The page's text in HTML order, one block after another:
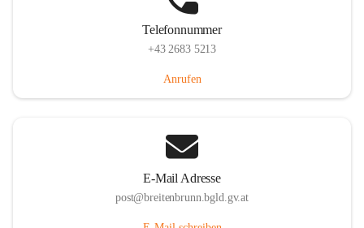
Telefonnummer
+43 2683 5213
Anrufen
E-Mail Adresse
post@breitenbrunn.bgld.gv.at